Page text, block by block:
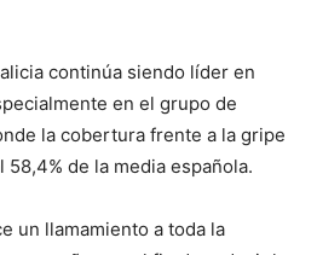
continúa siendo líder en
en el grupo de
la cobertura frente a la gripe
58,4% de la media española.
un llamamiento a toda la